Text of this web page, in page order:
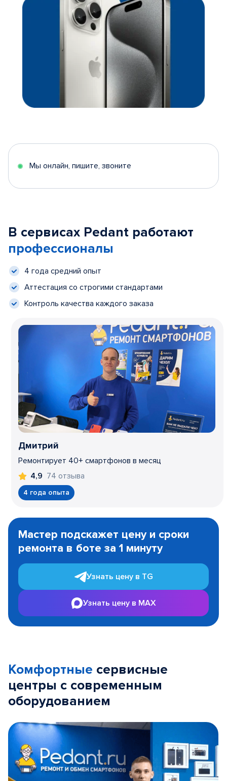
Мы онлайн, пишите, звоните
В сервисах Pedant работают
профессионалы
4 года средний опыт
Аттестация со строгими стандартами
Контроль качества каждого заказа
Дмитрий
Ремонтирует 40+ смартфонов в месяц
4,9 74 отзыва
4 года опыта
1
Мастер подскажет цену и сроки
ремонта в боте за 1 минуту
Узнать цену в TG
Узнать цену в MAX
Комфортные сервисные
центры с современным
оборудованием